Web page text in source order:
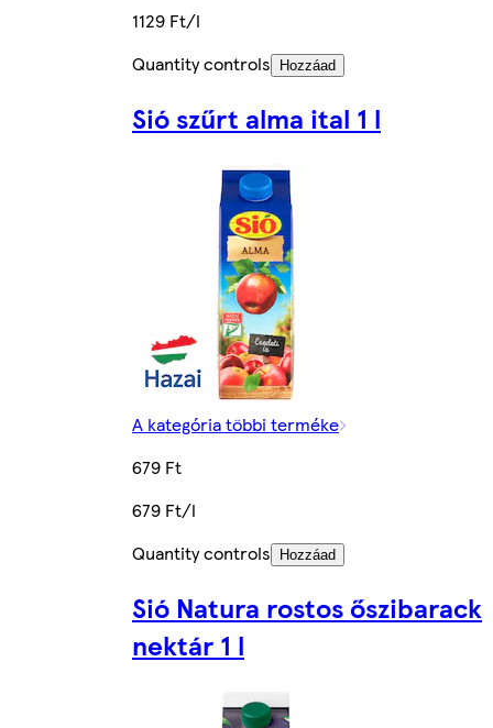
1129 Ft/l
Quantity controls
Hozzáad
Sió szűrt alma ital 1 l
A kategória többi terméke
679 Ft
679 Ft/l
Quantity controls
Hozzáad
Sió Natura rostos őszibarack
nektár 1 l